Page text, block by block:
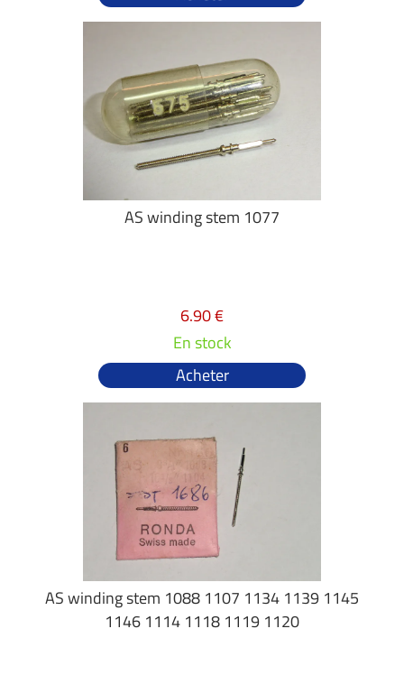
AS winding stem 1077
6.90 €
En stock
Acheter
AS winding stem 1088 1107 1134 1139 1145
1146 1114 1118 1119 1120